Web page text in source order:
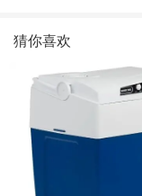
猜你喜欢